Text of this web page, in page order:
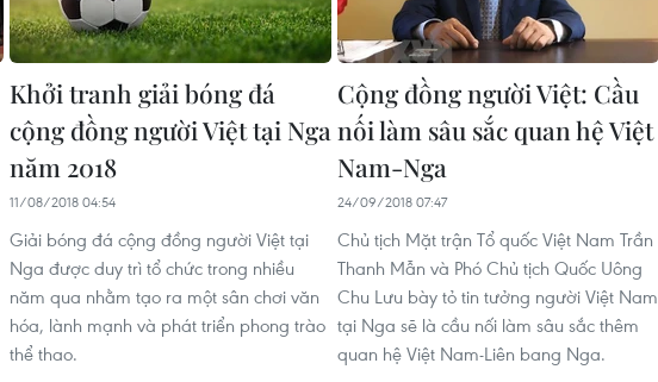
Khởi tranh giải bóng đá
cộng đồng người Việt tại Nga
năm 2018
11/08/2018 04:54
Giải bóng đá cộng đồng người Việt tại
Nga được duy trì tổ chức trong nhiều
năm qua nhằm tạo ra một sân chơi văn
hóa, lành mạnh và phát triển phong trào
thể thao.
Cộng đồng người Việt: Cầu
nối làm sâu sắc quan hệ Việt
Nam-Nga
24/09/2018 07:47
Chủ tịch Mặt trận Tổ quốc Việt Nam Trần
Thanh Mẫn và Phó Chủ tịch Quốc Uông
Chu Lưu bày tỏ tin tưởng người Việt Nam
tại Nga sẽ là cầu nối làm sâu sắc thêm
quan hệ Việt Nam-Liên bang Nga.